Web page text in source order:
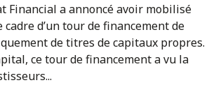
Financial a annoncé avoir mobilisé
d’un tour de financement de
de titres de capitaux propres.
ce tour de financement a vu la